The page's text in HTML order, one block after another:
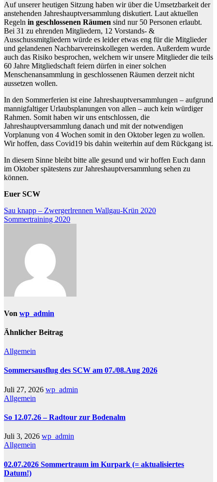
Auf unserer heutigen Sitzung haben wir über die Umsetzbarkeit der
anstehenden Jahreshauptversammlung diskutiert. Laut aktuellen
Regeln in geschlossenen Räumen sind nur 50 Personen erlaubt.
Bei 31 zu ehrenden Mitgliedern, 12 Vorstands- &
Ausschussmitgliedern würde es leider etwas eng für die Mitglieder
und gelandenen Nachbarvereinskollegen werden. Außerdem wurde
auch das Risiko besprochen, welchem wir unsere Mitglieder die teils
60 Jahre Mitgliedschaft feiern dürfen in einer solchen
Menschenansammlung in geschlossenen Räumen derzeit nicht
aussetzen wollen.
In den Sommerferien ist eine Jahreshauptversammlungen – aufgrund
mannigfaltiger Urlaubsplanungen von allen – auch kein würdiger
Rahmen. Somit haben wir uns entschlossen, die
Jahreshauptversammlung danach und mit der notwendigen
Vorplanung von 4 Wochen somit in den Oktober legen zu wollen.
Wir hoffen, dass Covid19 bis dahin weiterhin auf dem Rückgang ist.
In diesem Sinne bleibt bitte alle gesund und wir hoffen Euch dann
im Oktober spätestens zur Jahreshauptversammlung sehen zu
können.
Euer SCW
Beitragsnavigation
Sau knapp – Zwergerlrennen Wallgau-Krün 2020
Sommertraining 2020
Von wp_admin
Ähnlicher Beitrag
Allgemein
Sommersausflug des SCW am 07./08.Aug 2026
Juli 27, 2026 wp_admin
Allgemein
So 12.07.26 – Radtour zur Bodenalm
Juli 3, 2026 wp_admin
Allgemein
02.07.2026 Sommertraum im Kurpark (= aktualisiertes
Datum!)